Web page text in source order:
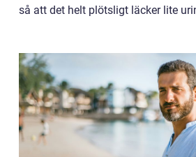
så att det helt plötsligt läcker lite